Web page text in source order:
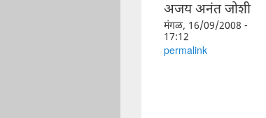
अजय अनंत जोशी
मंगळ, 16/09/2008 -
17:12
permalink